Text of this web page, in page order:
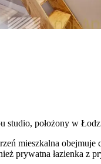
położony w
mieszkalna obejmuje
prywatna łazienka z